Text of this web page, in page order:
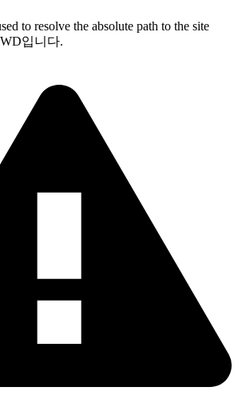
to resolve the absolute path to the site
입니다.